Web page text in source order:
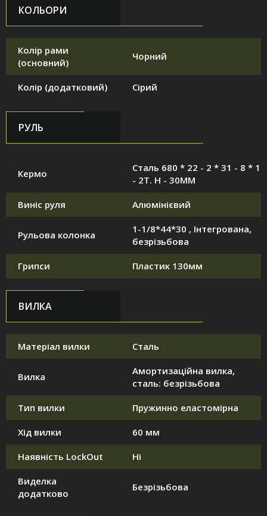
КОЛЬОРИ
Колір рами
(основний)
Чорний
Колір (додатковий) Сірий
РУЛЬ
Кермо
Сталь 680 * 22 - 2 * 31 - 8 * 1
- 2T. H - 30MM
Виніс руля Алюмінієвий
Рульова колонка
1-1/8*44*30 , Інтегрована,
безрізьбова
Грипси Пластик 130мм
ВИЛКА
Матеріал вилки Сталь
Вилка
Амортизаційна вилка,
сталь: безрізьбова
Тип вилки Пружинно еластомірна
Хід вилки 60 мм
Наявність LockOut Ні
Виделка
додатково
Безрізьбова